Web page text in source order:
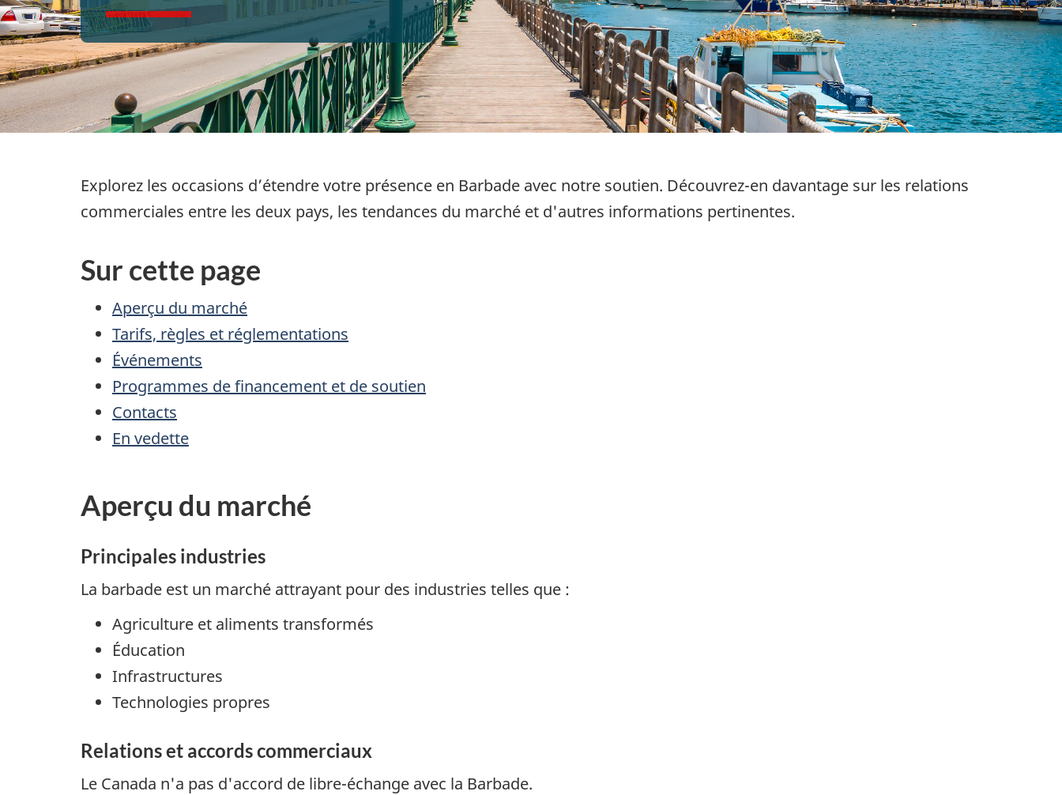
Explorez les occasions d’étendre votre présence en Barbade avec notre soutien. Découvrez-en davantage sur les relations
commerciales entre les deux pays, les tendances du marché et d'autres informations pertinentes.
Sur cette page
Aperçu du marché
Tarifs, règles et réglementations
Événements
Programmes de financement et de soutien
Contacts
En vedette
Aperçu du marché
Principales industries
La barbade est un marché attrayant pour des industries telles que :
Agriculture et aliments transformés
Éducation
Infrastructures
Technologies propres
Relations et accords commerciaux
Le Canada n'a pas d'accord de libre-échange avec la Barbade.